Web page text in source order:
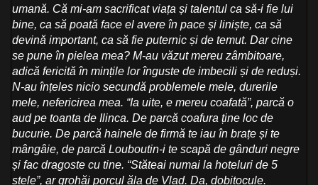
umană. Că mi-am sacrificat viața și talentul ca să-i fie lui
bine, ca să poată face el avere în pace și liniște, ca să
devină important, ca să fie puternic și de temut. Dar cine
se pune în pielea mea? M-au văzut mereu zâmbitoare,
adică fericită în mințile lor înguste de imbecili și de reduși.
N-au înțeles nicio secundă problemele mele, durerile
mele, nefericirea mea. “Ia uite, e mereu coafată”, parcă o
aud pe toanta de Ilinca. De parcă coafura ține loc de
bucurie. De parcă hainele de firmă te iau în brațe și te
mângâie, de parcă Louboutin-i te scapă de gânduri negre
și fac dragoste cu tine. “Stăteai numai la hoteluri de 5
stele”, ar grohăi porcul ăla de Vlad. Da, dobitocule.